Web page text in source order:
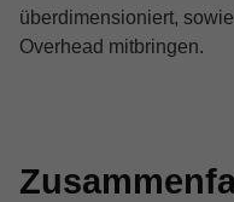
überdimensioniert,
Overhead mitbringen.